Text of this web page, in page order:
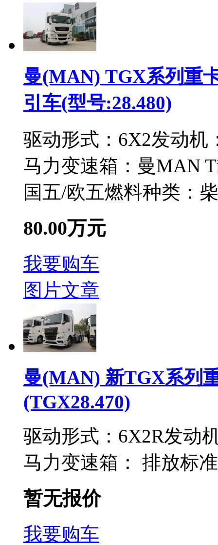
曼(MAN) TGX系列重
引车(型号:28.480)
驱动形式： 6X2发动机
马力变速箱： 曼MAN
国五/欧五燃料种类：
80.00万元
我要购车
图片文章
曼(MAN) 新TGX系列
(TGX28.470)
驱动形式： 6X2R发动
马力变速箱： 排放标
暂无报价
我要购车